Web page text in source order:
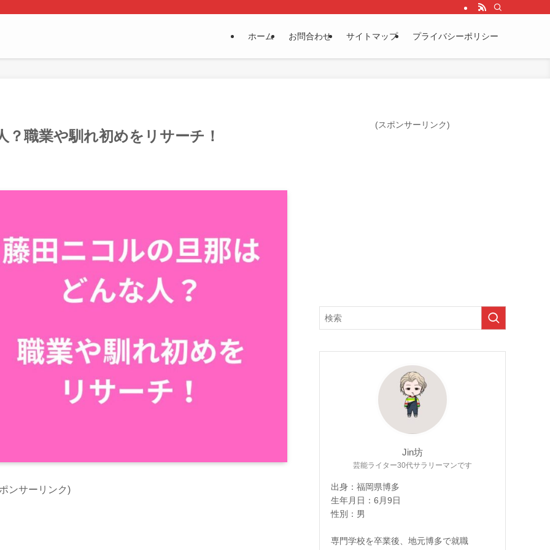
ホーム お問合わせ サイトマップ プライバシーポリシー
職業や馴れ初めをリサーチ！
ンサーリンク)
(スポンサーリンク)
Jin坊
芸能ライター30代サラリーマンです
出身：福岡県博多
生年月日：6月9日
性別：男
専門学校を卒業後、地元博多で就職